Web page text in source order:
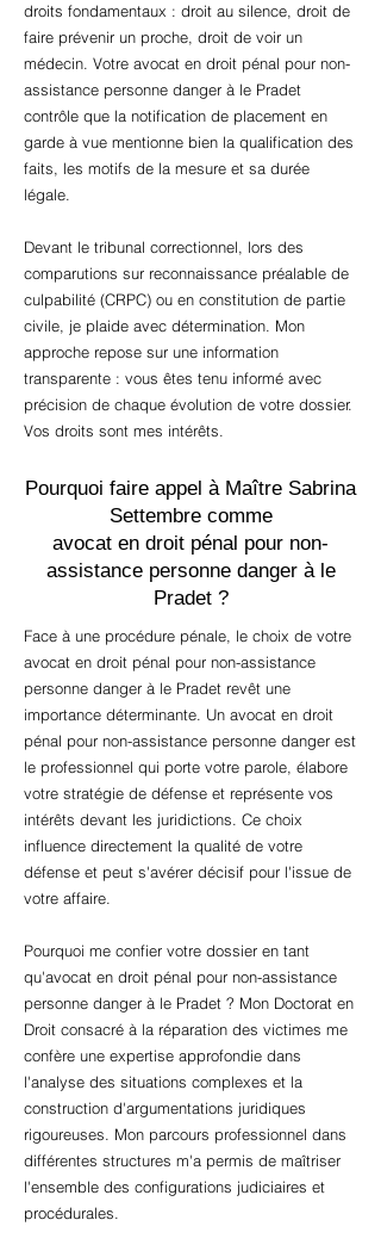
droits fondamentaux : droit au silence, droit de
faire prévenir un proche, droit de voir un
médecin. Votre avocat en droit pénal pour non-
assistance personne danger à le Pradet
contrôle que la notification de placement en
garde à vue mentionne bien la qualification des
faits, les motifs de la mesure et sa durée
légale.
Devant le tribunal correctionnel, lors des
comparutions sur reconnaissance préalable de
culpabilité (CRPC) ou en constitution de partie
civile, je plaide avec détermination. Mon
approche repose sur une information
transparente : vous êtes tenu informé avec
précision de chaque évolution de votre dossier.
Vos droits sont mes intérêts.
Pourquoi faire appel à Maître Sabrina
Settembre comme
avocat en droit pénal pour non-
assistance personne danger à le
Pradet ?
Face à une procédure pénale, le choix de votre
avocat en droit pénal pour non-assistance
personne danger à le Pradet revêt une
importance déterminante. Un avocat en droit
pénal pour non-assistance personne danger est
le professionnel qui porte votre parole, élabore
votre stratégie de défense et représente vos
intérêts devant les juridictions. Ce choix
influence directement la qualité de votre
défense et peut s'avérer décisif pour l'issue de
votre affaire.
Pourquoi me confier votre dossier en tant
qu'avocat en droit pénal pour non-assistance
personne danger à le Pradet ? Mon Doctorat en
Droit consacré à la réparation des victimes me
confère une expertise approfondie dans
l'analyse des situations complexes et la
construction d'argumentations juridiques
rigoureuses. Mon parcours professionnel dans
différentes structures m'a permis de maîtriser
l'ensemble des configurations judiciaires et
procédurales.